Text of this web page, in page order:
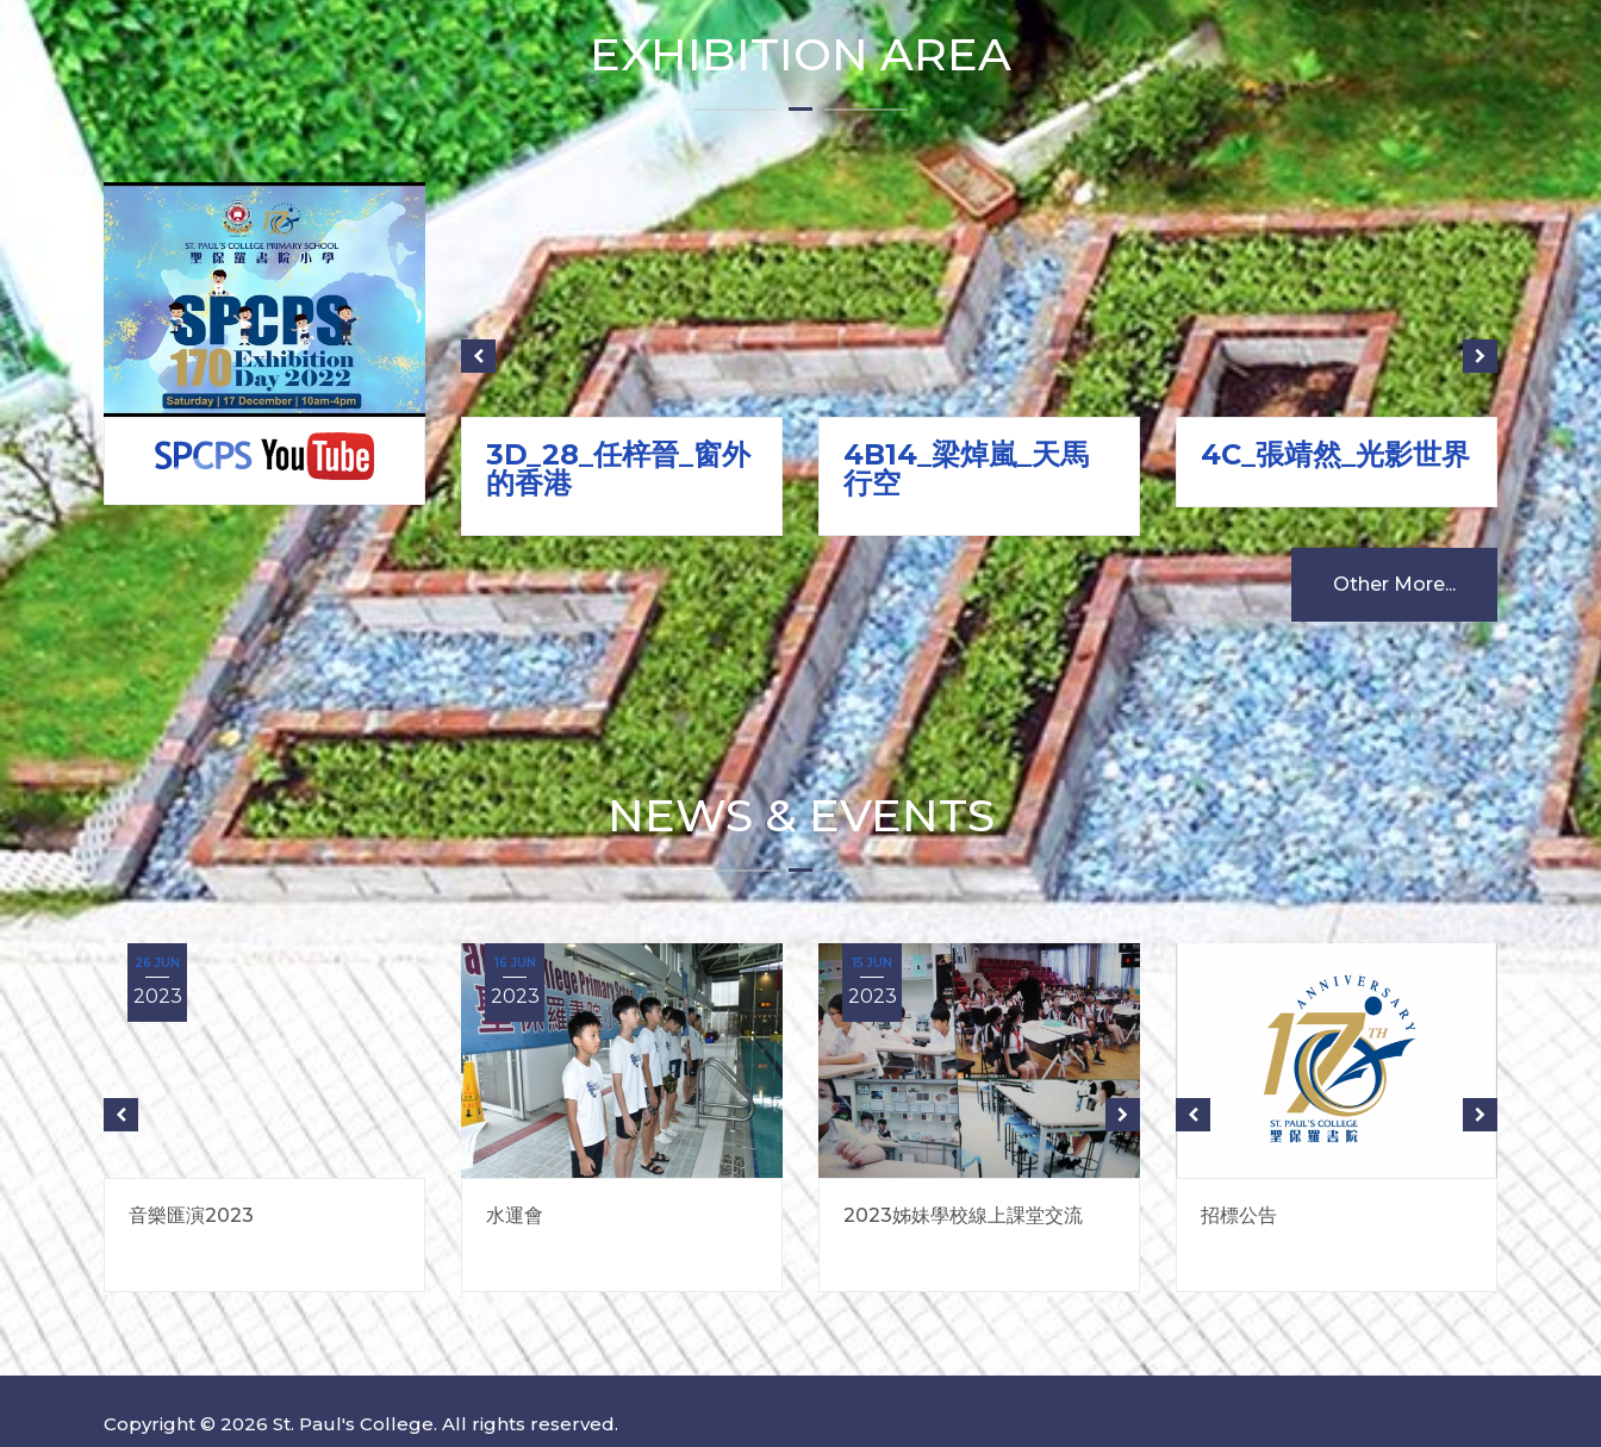
EXHIBITION AREA
3D_23_溫靖游_窗外
3D_28_任梓晉_窗外
的香港
4B14_梁焯嵐_天馬
行空
4C_張靖然_光影世界
Other More...
NEWS & EVENTS
音樂匯演2023
26 JUN
2023
水運會
16 JUN
2023
2023姊妹學校線上課堂交流
15 JUN
2023
「中國女排技術全接觸」
招標公告 招聘公告 招標公告 招聘
Copyright © 2026 St. Paul's College. All rights reserved.